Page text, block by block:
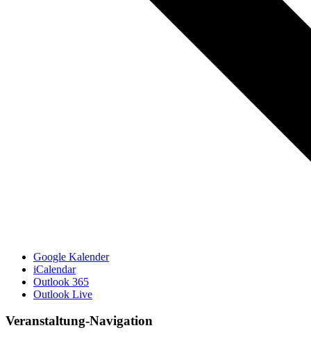
Google Kalender
iCalendar
Outlook 365
Outlook Live
Veranstaltung-Navigation